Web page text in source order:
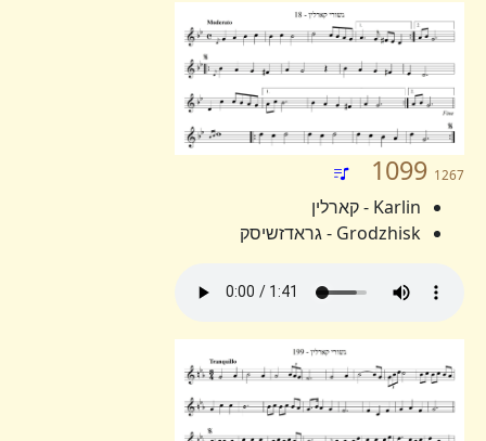
1099 1267
Karlin - קארלין
Grodzhisk - גראדזשיסק